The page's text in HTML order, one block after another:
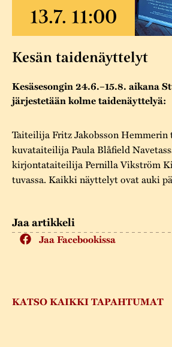
Jaa artikkeli
Jaa Facebookissa
KATSO KAIKKI TAPAHTUMAT
Kesän taidenäyttelyt
Kesäsesongin 24.6.–15.8. aikana
järjestetään kolme taidenäyttelyä:
Taiteilija Fritz Jakobsson Hemmerin
kuvataiteilija Paula Blåfield
kirjontataiteilija Pernilla Vikström
tuvassa. Kaikki näyttelyt ovat auki